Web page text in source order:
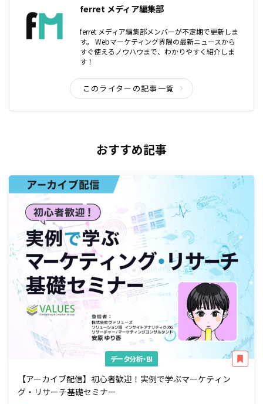
ferret メディア編集部
ferret メディア編集部メンバーが不定期で更新しま
す。 Webマーケティング界隈の最新ニュースから
すぐ使えるノウハウまで、わかりやすく紹介しま
す！
このライターの記事一覧
おすすめ記事
データ分析・BI
【アーカイブ配信】初心者歓迎！実例で学ぶマーケティン
グ・リサーチ基礎セミナー